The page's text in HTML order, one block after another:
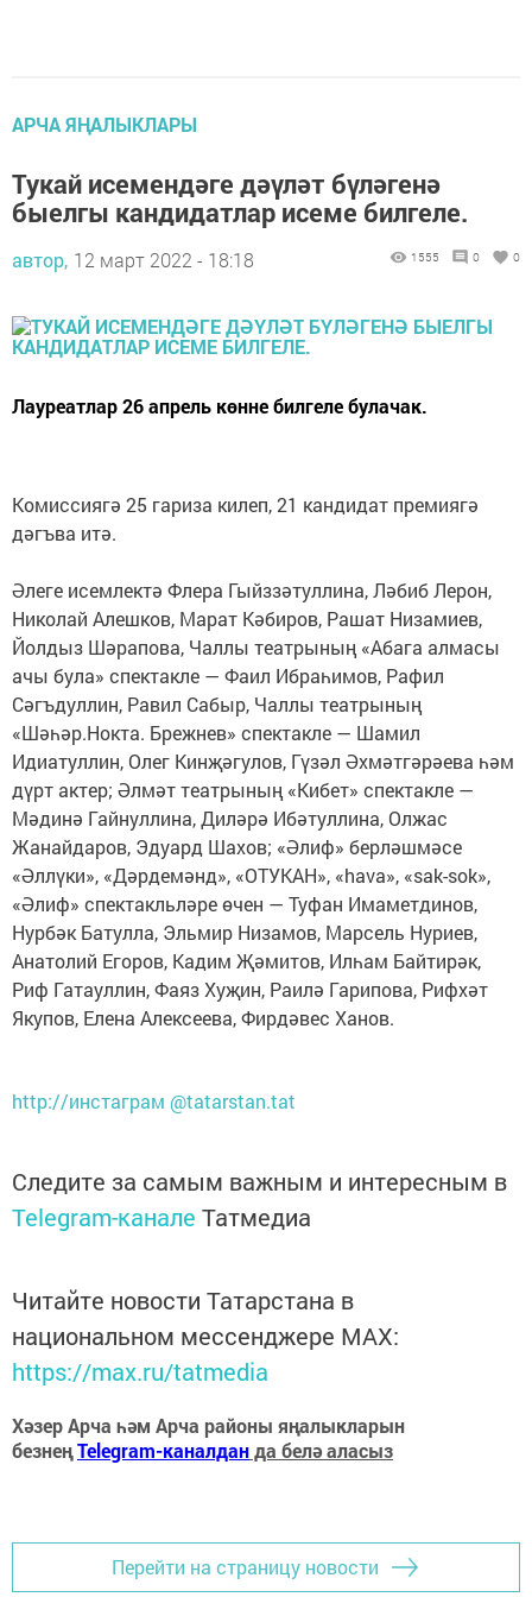
АРЧА ЯҢАЛЫКЛАРЫ
Тукай исемендәге дәүләт бүләгенә
быелгы кандидатлар исеме билгеле.
автор, 12 март 2022 - 18:18 1555 0 0
Лауреатлар 26 апрель көнне билгеле булачак.
Комиссиягә 25 гариза килеп, 21 кандидат премиягә
дәгъва итә.
Әлеге исемлектә Флера Гыйззәтуллина, Ләбиб Лерон,
Николай Алешков, Марат Кәбиров, Рашат Низамиев,
Йолдыз Шәрапова, Чаллы театрының «Абага алмасы
ачы була» спектакле — Фаил Ибраһимов, Рафил
Сәгъдуллин, Равил Сабыр, Чаллы театрының
«Шәһәр.Нокта. Брежнев» спектакле — Шамил
Идиатуллин, Олег Кинҗәгулов, Гүзәл Әхмәтгәрәева һәм
дүрт актер; Әлмәт театрының «Кибет» спектакле —
Мәдинә Гайнуллина, Диләрә Ибәтуллина, Олжас
Жанайдаров, Эдуард Шахов; «Әлиф» берләшмәсе
«Әллүки», «Дәрдемәнд», «ОТУКАН», «hava», «sak-sok»,
«Әлиф» спектакльләре өчен — Туфан Имаметдинов,
Нурбәк Батулла, Эльмир Низамов, Марсель Нуриев,
Анатолий Егоров, Кадим Җәмитов, Илһам Байтирәк,
Риф Гатауллин, Фаяз Хуҗин, Раилә Гарипова, Рифхәт
Якупов, Елена Алексеева, Фирдәвес Ханов.
http://инстаграм @tatarstan.tat
Следите за самым важным и интересным в
Telegram-канале Татмедиа
Читайте новости Татарстана в
национальном мессенджере MАХ:
https://max.ru/tatmedia
Хәзер Арча һәм Арча районы яңалыкларын
безнеңTelegram-каналданда белә аласыз
Перейти на страницу новости